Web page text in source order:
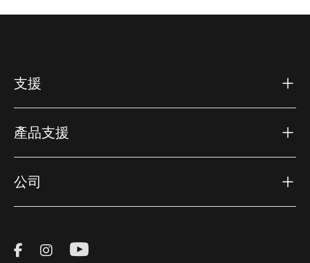
支援
產品支援
公司
Visit Thule on Facebook (external link)
Visit Thule on Instagram (external link)
Visit Thule on Youtube (external